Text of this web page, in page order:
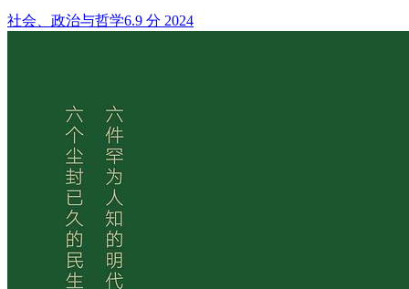
社会、政治与哲学6.9 分 2024